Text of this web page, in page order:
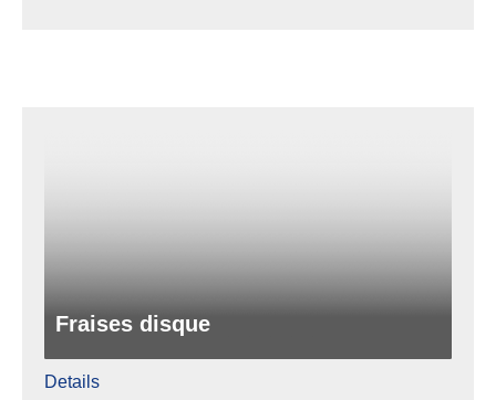
Fraises disque
Details